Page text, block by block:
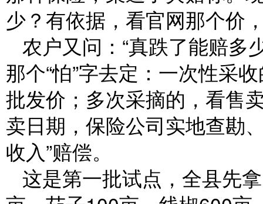
少？有依据，看官网那个价
农户又问：“真跌了能赔
那个“怕”字去定：一次性采
批发价；多次采摘的，看售
卖日期，保险公司实地查勘
收入”赔偿。
这是第一批试点，全县先